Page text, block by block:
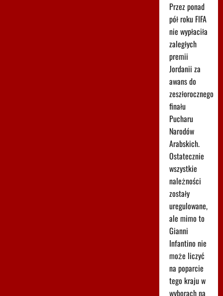
Przez ponad
pół roku FIFA
nie wypłaciła
zaległych
premii
Jordanii za
awans do
zeszłorocznego
finału
Pucharu
Narodów
Arabskich.
Ostatecznie
wszystkie
należności
zostały
uregulowane,
ale mimo to
Gianni
Infantino nie
może liczyć
na poparcie
tego kraju w
wyborach na